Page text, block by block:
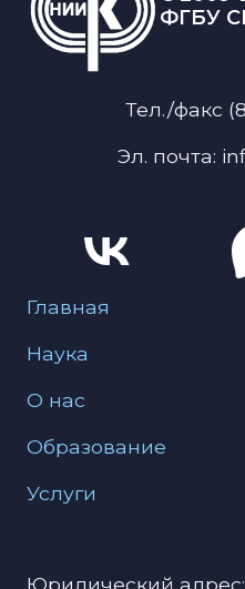
ФГБУ
Тел./факс
Эл. почта:
Меню для
Главная
Наука
О нас
Образование
Услуги